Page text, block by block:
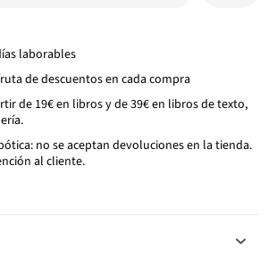
laborables
de descuentos en cada compra
de 19€ en libros y de 39€ en libros de texto,
no se aceptan devoluciones en la tienda.
al cliente.